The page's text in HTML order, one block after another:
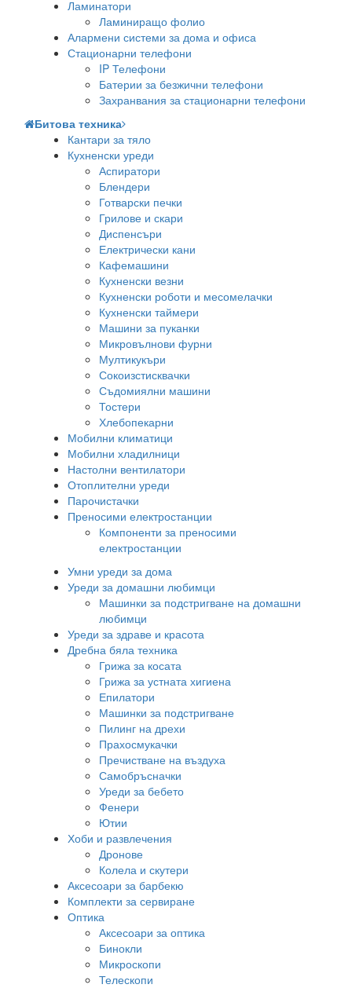
Ламинатори
Ламиниращо фолио
Алармени системи за дома и офиса
Стационарни телефони
IP Телефони
Батерии за безжични телефони
Захранвания за стационарни телефони
Битова техника
Кантари за тяло
Кухненски уреди
Аспиратори
Блендери
Готварски печки
Грилове и скари
Диспенсъри
Електрически кани
Кафемашини
Кухненски везни
Кухненски роботи и месомелачки
Кухненски таймери
Машини за пуканки
Микровълнови фурни
Мултикукъри
Сокоизстисквачки
Съдомиялни машини
Тостери
Хлебопекарни
Мобилни климатици
Мобилни хладилници
Настолни вентилатори
Отоплителни уреди
Парочистачки
Преносими електростанции
Компоненти за преносими
електростанции
Умни уреди за дома
Уреди за домашни любимци
Машинки за подстригване на домашни
любимци
Уреди за здраве и красота
Дребна бяла техника
Грижа за косата
Грижа за устната хигиена
Епилатори
Машинки за подстригване
Пилинг на дрехи
Прахосмукачки
Пречистване на въздуха
Самобръсначки
Уреди за бебето
Фенери
Ютии
Хоби и развлечения
Дронове
Колела и скутери
Аксесоари за барбекю
Комплекти за сервиране
Оптика
Аксесоари за оптика
Бинокли
Микроскопи
Телескопи